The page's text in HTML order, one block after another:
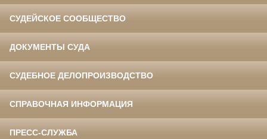
СУДЕЙСКОЕ СООБЩЕСТВО
ДОКУМЕНТЫ СУДА
СУДЕБНОЕ ДЕЛОПРОИЗВОДСТВО
СПРАВОЧНАЯ ИНФОРМАЦИЯ
ПРЕСС-СЛУЖБА